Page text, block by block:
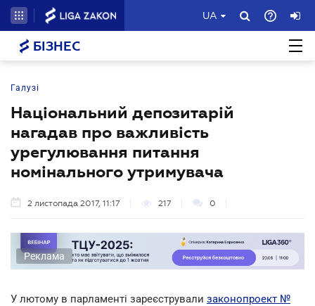
UA
БІЗНЕС
Галузі
Національний депозитарій
нагадав про важливість
урегулювання питання
номінального утримувача
2 листопада 2017, 11:17 217 0
Реклама
У лютому в парламенті зареєстрували законопроект №